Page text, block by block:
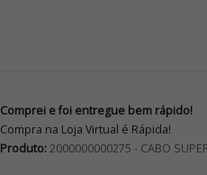
Comprei e foi entregue bem rápido!
Compra na Loja Virtual é Rápida!
Produto:2000000000275 - CABO